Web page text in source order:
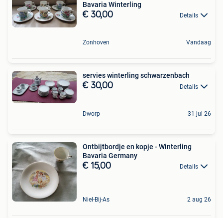
Bavaria Winterling
€ 30,00 Details
Zonhoven Vandaag
servies winterling schwarzenbach
€ 30,00 Details
Dworp 31 jul 26
Ontbijtbordje en kopje - Winterling
Bavaria Germany
€ 15,00 Details
Niel-Bij-As 2 aug 26